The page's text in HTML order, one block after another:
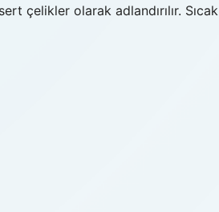
çelikler olarak adlandırılır. Sıcak